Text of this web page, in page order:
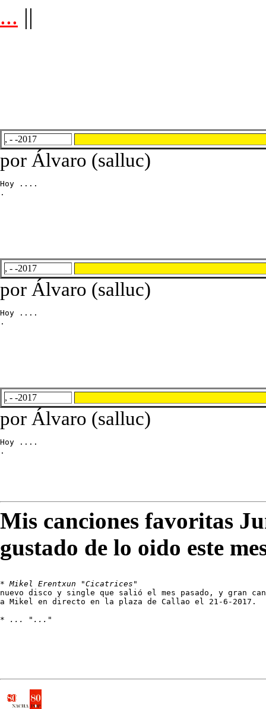
... ||
, - -2017
por Álvaro (salluc)
Hoy ....
.
, - -2017
por Álvaro (salluc)
Hoy ....
.
, - -2017
por Álvaro (salluc)
Hoy ....
.
Mis canciones favoritas
gustado de lo oido este
* Mikel Erentxun "Cicatrices"
nuevo disco y single que salió el mes pasado, y gran
a Mikel en directo en la plaza de Callao el 21-6-2017.
*
... "..."